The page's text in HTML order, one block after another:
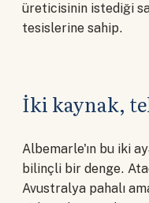
üreticisinin istediği
tesislerine sahip.
İki kaynak,
Albemarle'ın bu iki
bilinçli bir denge.
Avustralya pahalı